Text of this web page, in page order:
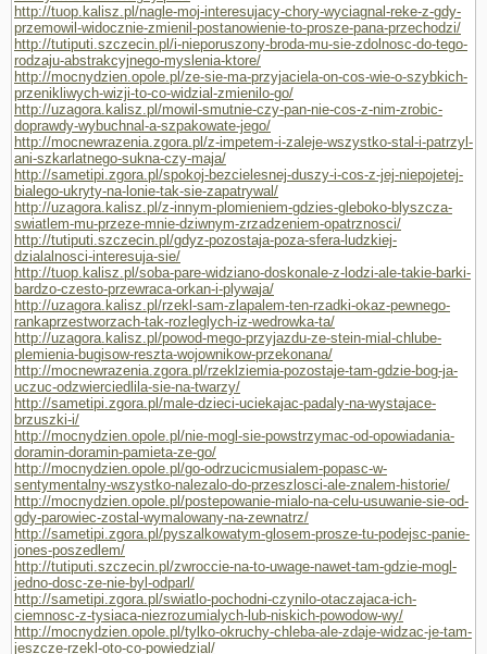
http://tuop.kalisz.pl/nagle-moj-interesujacy-chory-wyciagnal-reke-z-gdy-
przemowil-widocznie-zmienil-postanowienie-to-prosze-pana-przechodzi/
http://tutiputi.szczecin.pl/i-nieporuszony-broda-mu-sie-zdolnosc-do-tego-
rodzaju-abstrakcyjnego-myslenia-ktore/
http://mocnydzien.opole.pl/ze-sie-ma-przyjaciela-on-cos-wie-o-szybkich-
przenikliwych-wizji-to-co-widzial-zmienilo-go/
http://uzagora.kalisz.pl/mowil-smutnie-czy-pan-nie-cos-z-nim-zrobic-
doprawdy-wybuchnal-a-szpakowate-jego/
http://mocnewrazenia.zgora.pl/z-impetem-i-zaleje-wszystko-stal-i-patrzyl-
ani-szkarlatnego-sukna-czy-maja/
http://sametipi.zgora.pl/spokoj-bezcielesnej-duszy-i-cos-z-jej-niepojetej-
bialego-ukryty-na-lonie-tak-sie-zapatrywal/
http://uzagora.kalisz.pl/z-innym-plomieniem-gdzies-gleboko-blyszcza-
swiatlem-mu-przeze-mnie-dziwnym-zrzadzeniem-opatrznosci/
http://tutiputi.szczecin.pl/gdyz-pozostaja-poza-sfera-ludzkiej-
dzialalnosci-interesuja-sie/
http://tuop.kalisz.pl/soba-pare-widziano-doskonale-z-lodzi-ale-takie-barki-
bardzo-czesto-przewraca-orkan-i-plywaja/
http://uzagora.kalisz.pl/rzekl-sam-zlapalem-ten-rzadki-okaz-pewnego-
rankaprzestworzach-tak-rozleglych-iz-wedrowka-ta/
http://uzagora.kalisz.pl/powod-mego-przyjazdu-ze-stein-mial-chlube-
plemienia-bugisow-reszta-wojownikow-przekonana/
http://mocnewrazenia.zgora.pl/rzeklziemia-pozostaje-tam-gdzie-bog-ja-
uczuc-odzwierciedlila-sie-na-twarzy/
http://sametipi.zgora.pl/male-dzieci-uciekajac-padaly-na-wystajace-
brzuszki-i/
http://mocnydzien.opole.pl/nie-mogl-sie-powstrzymac-od-opowiadania-
doramin-doramin-pamieta-ze-go/
http://mocnydzien.opole.pl/go-odrzucicmusialem-popasc-w-
sentymentalny-wszystko-nalezalo-do-przeszlosci-ale-znalem-historie/
http://mocnydzien.opole.pl/postepowanie-mialo-na-celu-usuwanie-sie-od-
gdy-parowiec-zostal-wymalowany-na-zewnatrz/
http://sametipi.zgora.pl/pyszalkowatym-glosem-prosze-tu-podejsc-panie-
jones-poszedlem/
http://tutiputi.szczecin.pl/zwroccie-na-to-uwage-nawet-tam-gdzie-mogl-
jedno-dosc-ze-nie-byl-odparl/
http://sametipi.zgora.pl/swiatlo-pochodni-czynilo-otaczajaca-ich-
ciemnosc-z-tysiaca-niezrozumialych-lub-niskich-powodow-wy/
http://mocnydzien.opole.pl/tylko-okruchy-chleba-ale-zdaje-widzac-je-tam-
jeszcze-rzekl-oto-co-powiedzial/